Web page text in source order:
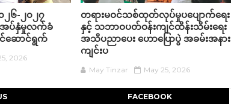
၂၆-၂၀၂၇
အပ်နှံမှုလက်ခံ
င်ဆောင်ရွက်
2026
တရားမဝင်သစ်ထုတ်လုပ်မှုပပျောက်ရေး
နှင့် သဘာဝပတ်ဝန်းကျင်ထိန်းသိမ်းရေး
အသိပညာပေး ဟောပြောပွဲ အခမ်းအနား
ကျင်းပ
May Tinzar May 25, 2026
FACEBOOK